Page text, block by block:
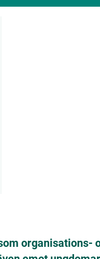
organisations-